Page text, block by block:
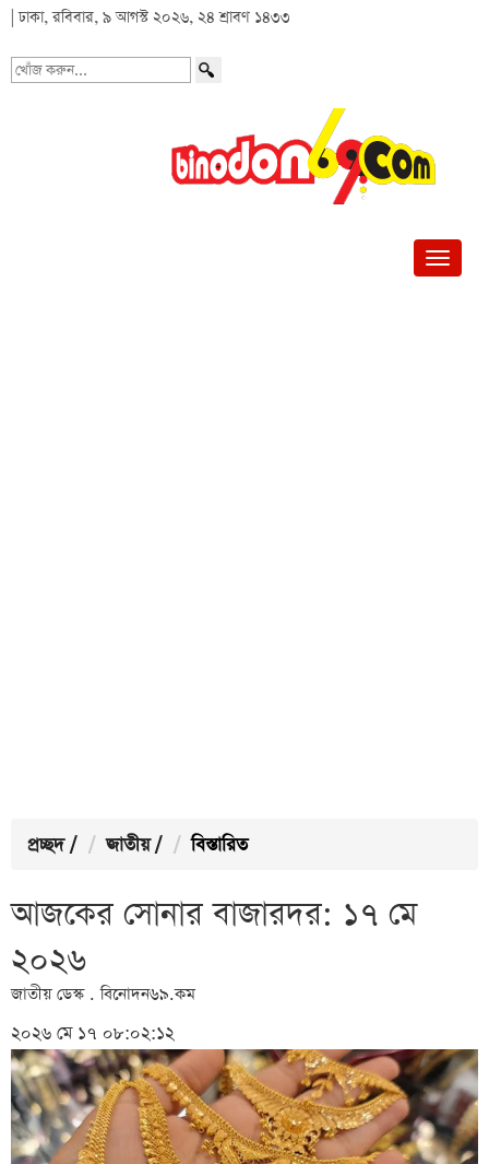
| ঢাকা, রবিবার, ৯ আগস্ট ২০২৬, ২৪ শ্রাবণ ১৪৩৩
খোঁজ
প্রচ্ছদ / জাতীয় / বিস্তারিত
আজকের সোনার বাজারদর: ১৭ মে
২০২৬
জাতীয় ডেস্ক . বিনোদন৬৯.কম
২০২৬ মে ১৭ ০৮:০২:১২